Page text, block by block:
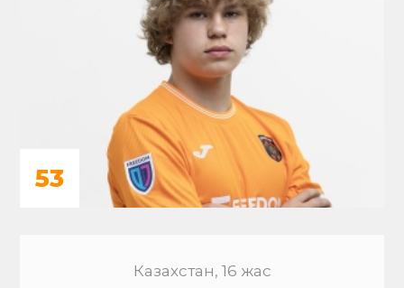
53
Казахстан, 16 жас